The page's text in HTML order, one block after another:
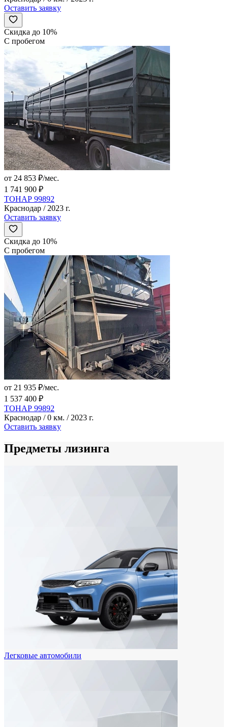
Оставить заявку
Скидка до 10%
С пробегом
от 24 853 ₽/мес.
1 741 900 ₽
ТОНАР 99892
Краснодар / 2023 г.
Оставить заявку
Скидка до 10%
С пробегом
от 21 935 ₽/мес.
1 537 400 ₽
ТОНАР 99892
Краснодар / 0 км. / 2023 г.
Оставить заявку
Предметы лизинга
Легковые автомобили